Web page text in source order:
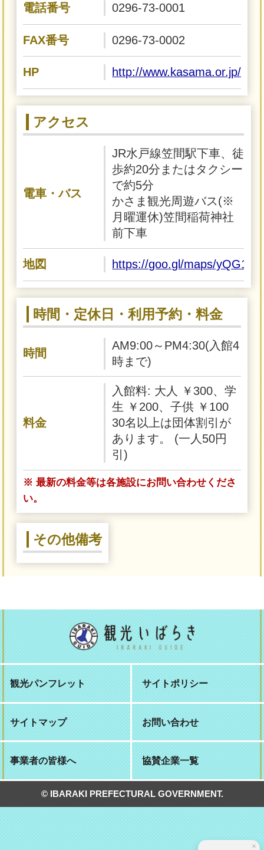
電話番号 0296-73-0001
FAX番号 0296-73-0002
HP http://www.kasama.or.jp/
アクセス
電車・バス
JR水戸線笠間駅下車、徒
歩約20分またはタクシー
で約5分
かさま観光周遊バス(※
月曜運休)笠間稲荷神社
前下車
地図 https://goo.gl/maps/
時間・定休日・利用予約・料金
時間
AM9:00～PM4:30(入館4
時まで)
料金
入館料: 大人 ￥300、学
生 ￥200、子供 ￥100
30名以上は団体割引が
あります。 (一人50円
引)
※ 最新の料金等は各施設にお問い合わせくださ
い。
その他備考
観光パンフレット サイトポリシー
サイトマップ お問い合わせ
事業者の皆様へ 協賛企業一覧
© IBARAKI PREFECTURAL GOVERNMENT.
×